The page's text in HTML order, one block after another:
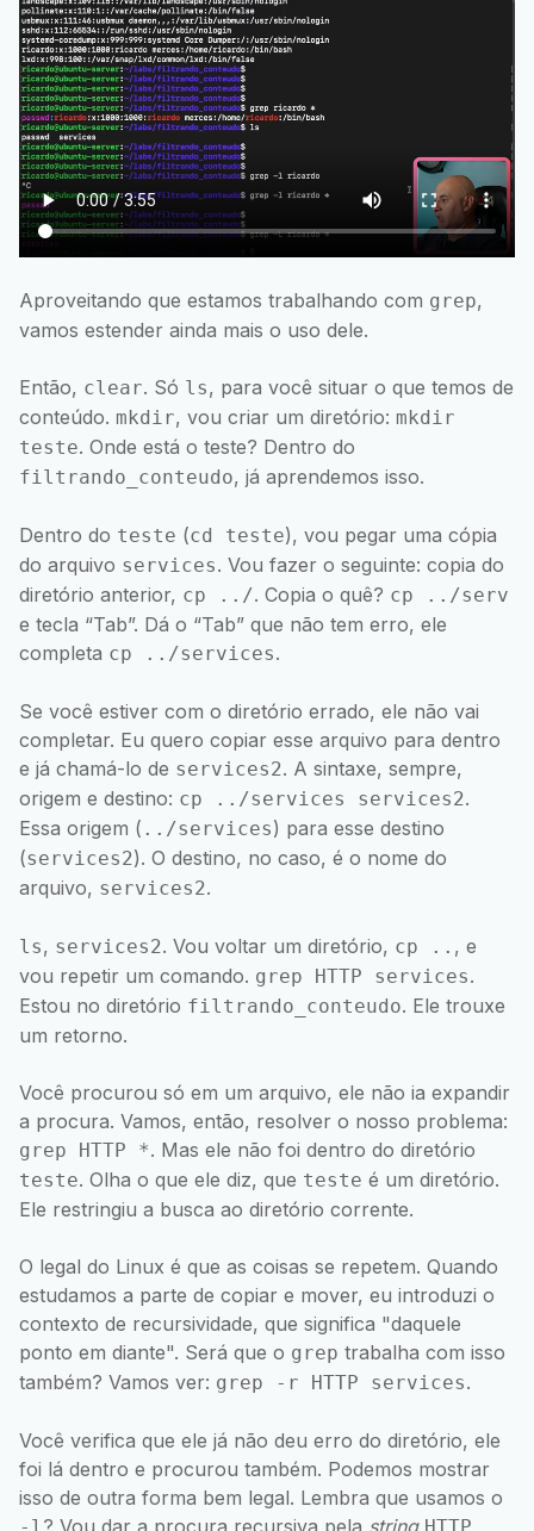
Aproveitando que estamos trabalhando com grep,
vamos estender ainda mais o uso dele.
Então, clear. Só ls, para você situar o que temos de
conteúdo. mkdir, vou criar um diretório: mkdir
teste. Onde está o teste? Dentro do
filtrando_conteudo, já aprendemos isso.
Dentro do teste (cd teste), vou pegar uma cópia
do arquivo services. Vou fazer o seguinte: copia do
diretório anterior, cp ../. Copia o quê? cp ../serv
e tecla “Tab”. Dá o “Tab” que não tem erro, ele
completa cp ../services.
Se você estiver com o diretório errado, ele não vai
completar. Eu quero copiar esse arquivo para dentro
e já chamá-lo de services2. A sintaxe, sempre,
origem e destino: cp ../services services2.
Essa origem ( ../services) para esse destino
(services2). O destino, no caso, é o nome do
arquivo, services2.
ls, services2. Vou voltar um diretório, cp .. , e
vou repetir um comando. grep HTTP services.
Estou no diretório filtrando_conteudo. Ele trouxe
um retorno.
Você procurou só em um arquivo, ele não ia expandir
a procura. Vamos, então, resolver o nosso problema:
grep HTTP *. Mas ele não foi dentro do diretório
teste. Olha o que ele diz, que teste é um diretório.
Ele restringiu a busca ao diretório corrente.
O legal do Linux é que as coisas se repetem. Quando
estudamos a parte de copiar e mover, eu introduzi o
contexto de recursividade, que significa "daquele
ponto em diante". Será que o grep trabalha com isso
também? Vamos ver: grep -r HTTP services.
Você verifica que ele já não deu erro do diretório, ele
foi lá dentro e procurou também. Podemos mostrar
isso de outra forma bem legal. Lembra que usamos o
-l ? Vou dar a procura recursiva pela string HTTP